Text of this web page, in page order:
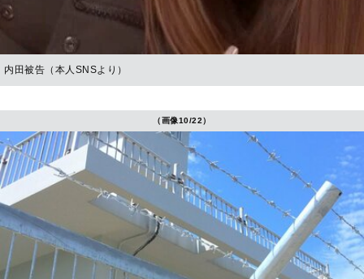
内田被告（本人SNSより）
（画像10/22）